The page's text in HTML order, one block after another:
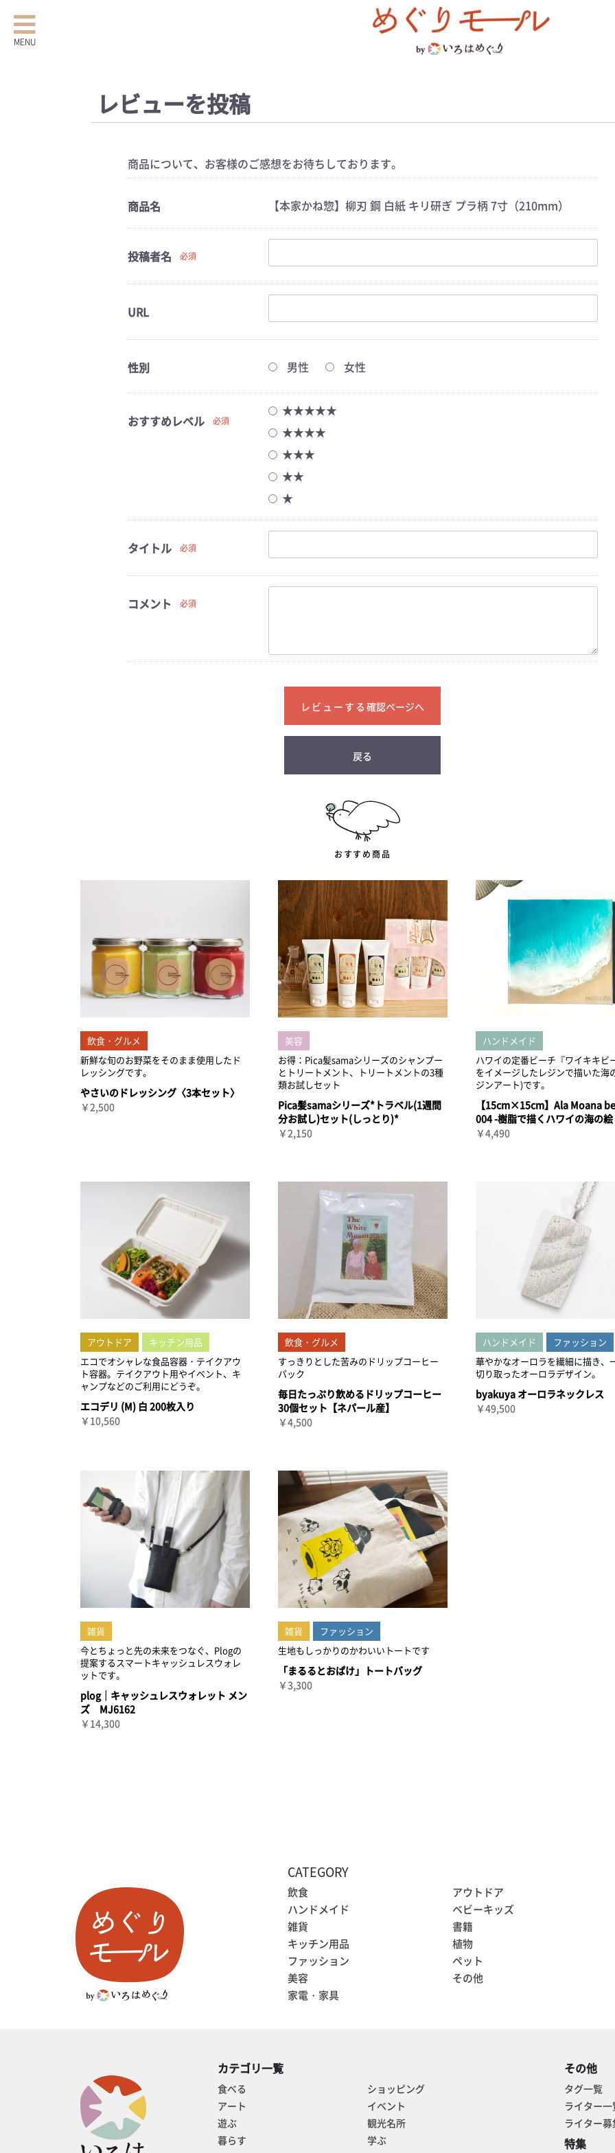
MENU
レビューを投稿
商品について、お客様のご感想をお待ちしております。
商品名 【本家かね惣】柳刃 鋼 白紙 キリ研ぎ プラ柄 7寸（210mm）
投稿者名 必須
URL
性別 男性 女性
おすすめレベル 必須
★★★★★
★★★★
★★★
★★
★
タイトル 必須
コメント 必須
確認ページへ
戻る
おすすめ商品
飲食・グルメ
新鮮な旬のお野菜をそのまま使用したド
レッシングです。
やさいのドレッシング〈3本セット〉
￥2,500
美容
お得：Pica髪samaシリーズのシャンプー
とトリートメント、トリートメントの3種
類お試しセット
Pica髪samaシリーズ*トラベル(1週間
分お試し)セット(しっとり)*
￥2,150
ハンドメイド
ハワイの定番ビーチ『ワイキキビ
をイメージしたレジンで描いた海
ジンアート)です。
【15cm×15cm】Ala Moana
004 -樹脂で描くハワイの海の絵
￥4,490
アウトドア
キッチン用品
エコでオシャレな食品容器・テイクアウ
ト容器。テイクアウト用やイベント、キ
ャンプなどのご利用にどうぞ。
エコデリ (M) 白 200枚入り
￥10,560
飲食・グルメ
すっきりとした苦みのドリップコーヒー
パック
毎日たっぷり飲めるドリップコーヒー
30個セット【ネパール産】
￥4,500
ハンドメイド
ファッション
華やかなオーロラを繊細に描き、
切り取ったオーロラデザイン。
byakuya オーロラネックレス
￥49,500
雑貨
今とちょっと先の未来をつなぐ、Plogの
提案するスマートキャッシュレスウォレ
ットです。
plog｜キャッシュレスウォレット メン
ズ MJ6162
￥14,300
雑貨
ファッション
生地もしっかりのかわいいトートです
「まるるとおぱけ」トートバッグ
￥3,300
CATEGORY
飲食
ハンドメイド
雑貨
キッチン用品
ファッション
美容
家電・家具
アウトドア
ベビーキッズ
書籍
植物
ペット
その他
カテゴリ一覧
食べる
ショッピング
アート
イベント
遊ぶ
観光名所
暮らす
学ぶ
その他
タグ一覧
ライター一
ライター募
特集